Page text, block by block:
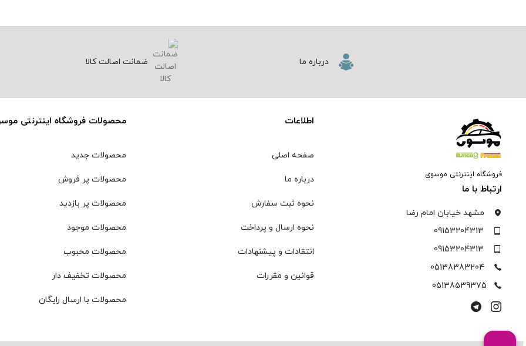
درباره ما ضمانت اصالت کالا
فروشگاه اینترنتی موسوی
ارتباط با ما
مشهد خیابان امام رضا
09153204313
09153204313
05138383204
05138539375
اطلاعات
صفحه اصلی
درباره ما
نحوه ثبت سفارش
نحوه ارسال و پرداخت
انتقادات و پیشنهادات
قوانین و مقررات
محصولات فروشگاه اینترنتی
محصولات جدید
محصولات پر فروش
محصولات پر بازدید
محصولات موجود
محصولات محبوب
محصولات تخفیف دار
محصولات با ارسال رایگان